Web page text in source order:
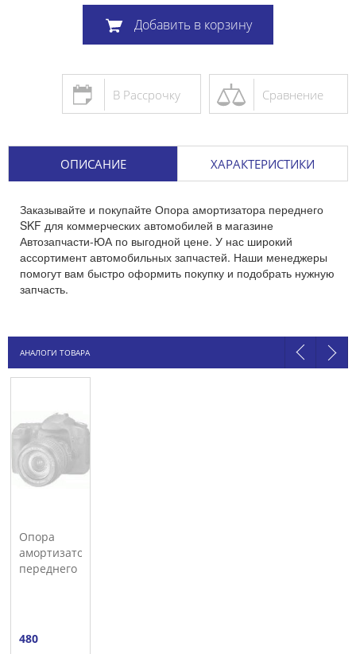
Добавить в корзину
Сравнение
В Рассрочку
ОПИСАНИЕ ХАРАКТЕРИСТИКИ
Заказывайте и покупайте Опора амортизатора переднего
SKF для коммерческих автомобилей в магазине
Автозапчасти-ЮА по выгодной цене. У нас широкий
ассортимент автомобильных запчастей. Наши менеджеры
помогут вам быстро оформить покупку и подобрать нужную
запчасть.
АНАЛОГИ ТОВАРА
Опора
амортизатора
переднего
480